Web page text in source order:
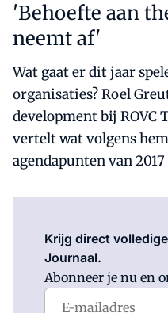
'Behoefte aan
neemt af'
Wat gaat er dit jaar
organisaties? Roel
development bij ROVC
vertelt wat volgens
agendapunten van
Krijg direct
Journaal.
Abonneer je nu en